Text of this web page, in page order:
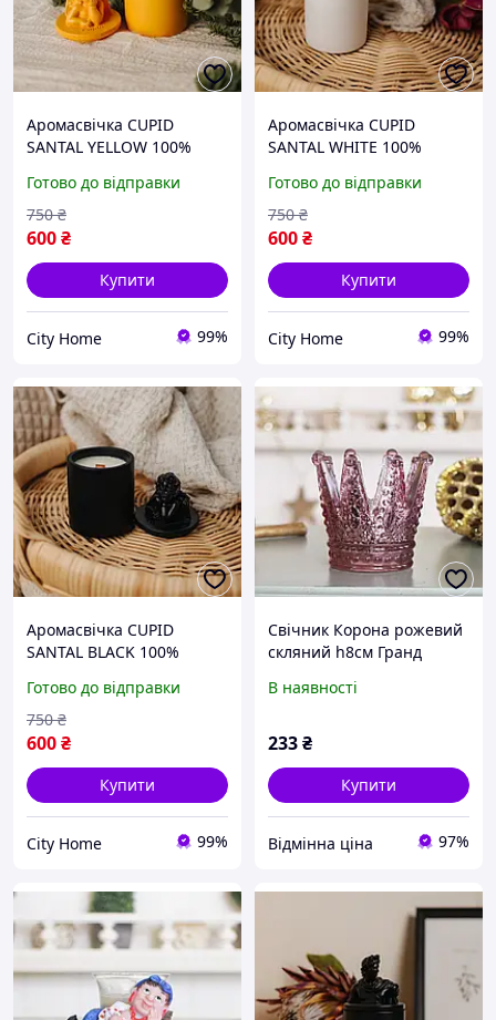
Аромасвічка CUPID
SANTAL YELLOW 100%
Готово до відправки
600₴
750 ₴
Купити
City Home 99%
Аромасвічка CUPID
SANTAL WHITE 100%
Готово до відправки
600₴
750 ₴
Купити
City Home 99%
Аромасвічка CUPID
SANTAL BLACK 100%
Готово до відправки
600₴
750 ₴
Купити
City Home 99%
Свічник Корона рожевий
скляний h8см Гранд
розовый
В наявності
233₴
Купити
Відмінна ціна 97%